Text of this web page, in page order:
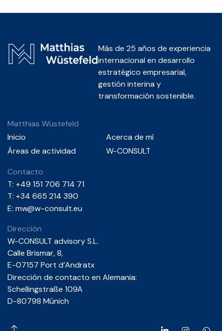
Más de 25 años de experiencia
internacional en desarrollo
estratégico empresarial,
gestión interina y
transformación sostenible.
Matthias Wüstefeld
Inicio
Áreas de actividad
Acerca de mí
W-CONSULT
Contacto
T: +49 151 706 714 71
T: +34 665 214 390
E: mw@w-consult.eu
Dirección
W-CONSULT advisory S.L.
Calle Brismar, 8,
E-07157 Port d’Andratx
Dirección de contacto en Alemania:
Schellingstraße 109A
D-80798 Múnich